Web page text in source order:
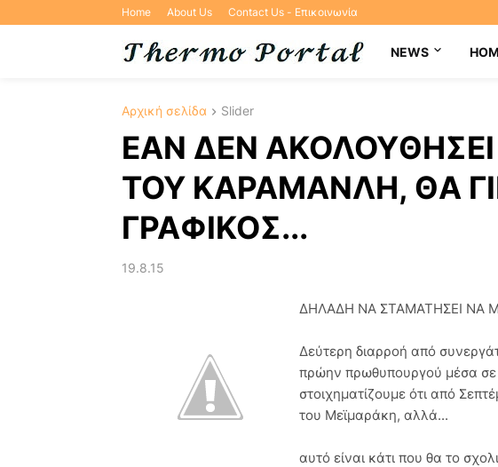
Home About Us Contact Us - Επικοινωνία
NEWS
Αρχική σελίδα Slider
ΕΑΝ ΔΕΝ
ΤΟΥ ΚΑΡΑΜΑΝΛΗ, ΘΑ
ΓΡΑΦΙΚΟΣ...
19.8.15
ΔΗΛΑΔΗ ΝΑ ΣΤΑΜΑΤΗΣΕΙ ΝΑ
Δεύτερη διαρροή από
πρώην πρωθυπουργού μέσα σε
στοιχηματίζουμε ότι από
του Μεϊμαράκη, αλλά...
αυτό είναι κάτι που θα το